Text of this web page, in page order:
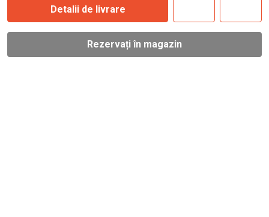
Detalii de livrare
Rezervați în magazin